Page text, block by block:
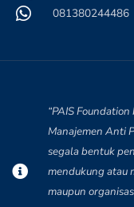
081380244486
“PAIS
Manajemen Anti
segala bentuk
mendukung atau
maupun